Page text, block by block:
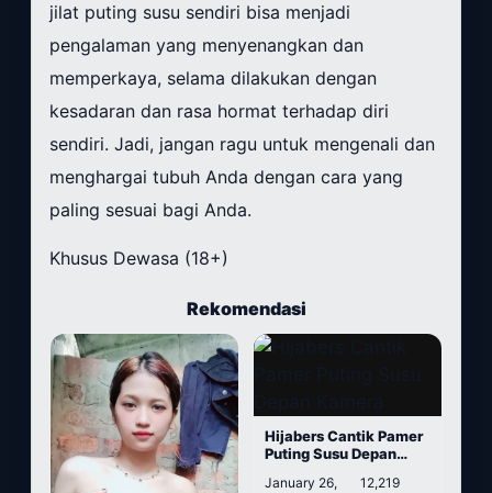
jilat puting susu sendiri bisa menjadi
pengalaman yang menyenangkan dan
memperkaya, selama dilakukan dengan
kesadaran dan rasa hormat terhadap diri
sendiri. Jadi, jangan ragu untuk mengenali dan
menghargai tubuh Anda dengan cara yang
paling sesuai bagi Anda.
Khusus Dewasa (18+)
Rekomendasi
Hijabers Cantik Pamer
Puting Susu Depan
January 26,
12,219